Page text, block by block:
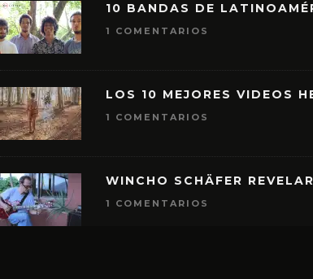
10 BANDAS DE
1 COMENTARIOS
LOS 10 MEJORES VIDEOS
1 COMENTARIOS
WINCHO SCHÄFER
1 COMENTARIOS